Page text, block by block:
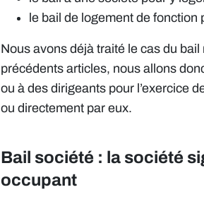
le bail de logement de
Nous avons déjà traité le cas du
précédents articles, nous allons
ou à des dirigeants pour l’exercice
ou directement par eux.
Bail société : la société
occupant